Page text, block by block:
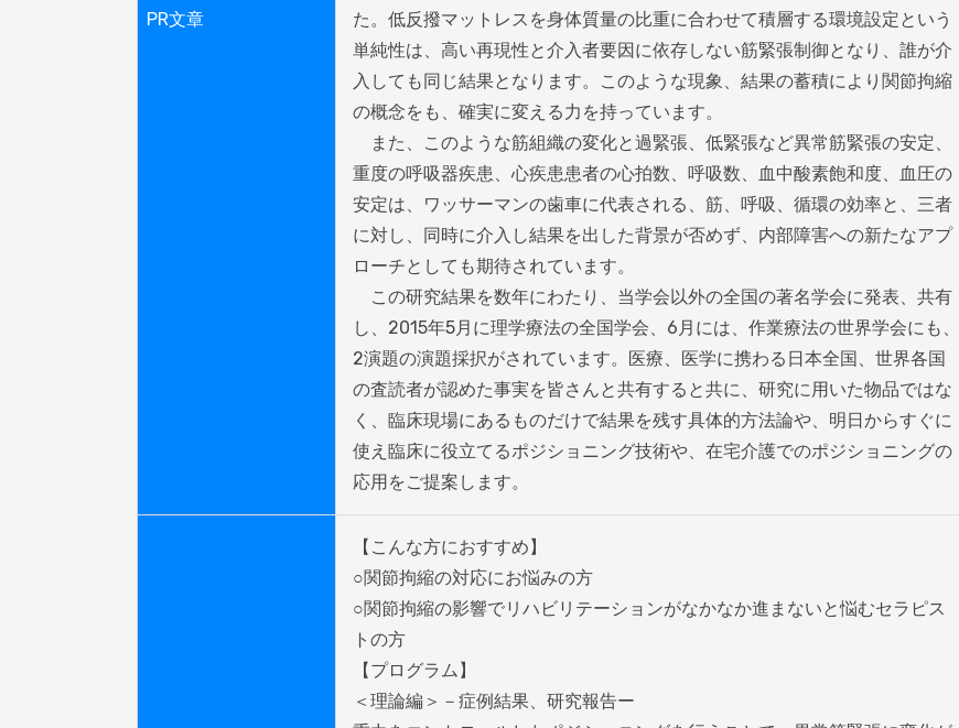
PR文章
た。低反撥マットレスを身体質量の比重に合わせて積層する環境設定という
単純性は、高い再現性と介入者要因に依存しない筋緊張制御となり、誰が介
入しても同じ結果となります。このような現象、結果の蓄積により関節拘縮
の概念をも、確実に変える力を持っています。
また、このような筋組織の変化と過緊張、低緊張など異常筋緊張の安定、
重度の呼吸器疾患、心疾患患者の心拍数、呼吸数、血中酸素飽和度、血圧の
安定は、ワッサーマンの歯車に代表される、筋、呼吸、循環の効率と、三者
に対し、同時に介入し結果を出した背景が否めず、内部障害への新たなアプ
ローチとしても期待されています。
この研究結果を数年にわたり、当学会以外の全国の著名学会に発表、共有
し、2015年5月に理学療法の全国学会、6月には、作業療法の世界学会にも、
2演題の演題採択がされています。医療、医学に携わる日本全国、世界各国
の査読者が認めた事実を皆さんと共有すると共に、研究に用いた物品ではな
く、臨床現場にあるものだけで結果を残す具体的方法論や、明日からすぐに
使え臨床に役立てるポジショニング技術や、在宅介護でのポジショニングの
応用をご提案します。
【こんな方におすすめ】
○関節拘縮の対応にお悩みの方
○関節拘縮の影響でリハビリテーションがなかなか進まないと悩むセラピス
トの方
【プログラム】
＜理論編＞－症例結果、研究報告ー